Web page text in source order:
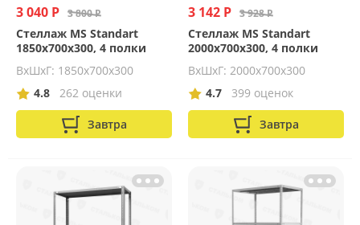
3 040 Р 3 800 Р
Стеллаж MS Standart
1850х700х300, 4 полки
ВхШхГ: 1850x700x300
4.8
262 оценки
Завтра
3 142 Р 3 928 Р
Стеллаж MS Standart
2000х700х300, 4 полки
ВхШхГ: 2000x700x300
4.7
399 оценок
Завтра